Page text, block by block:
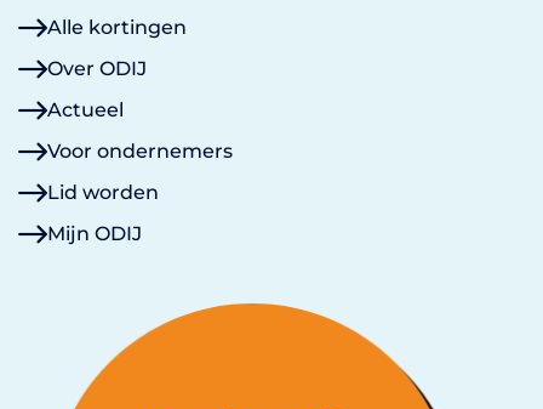
Alle kortingen
Over ODIJ
Actueel
Voor ondernemers
Lid worden
Mijn ODIJ